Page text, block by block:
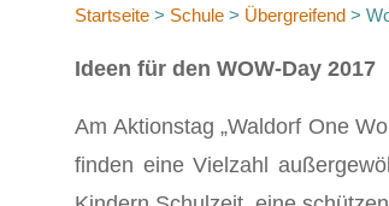
Startseite > Schule > Übergreifend >
Ideen für den WOW-Day 2017
Am Aktionstag „Waldorf One
finden eine Vielzahl